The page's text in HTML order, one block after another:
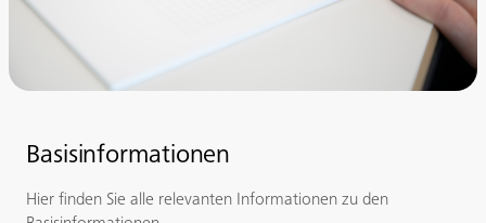
Basisinformationen
Hier finden Sie alle relevanten Informationen zu den